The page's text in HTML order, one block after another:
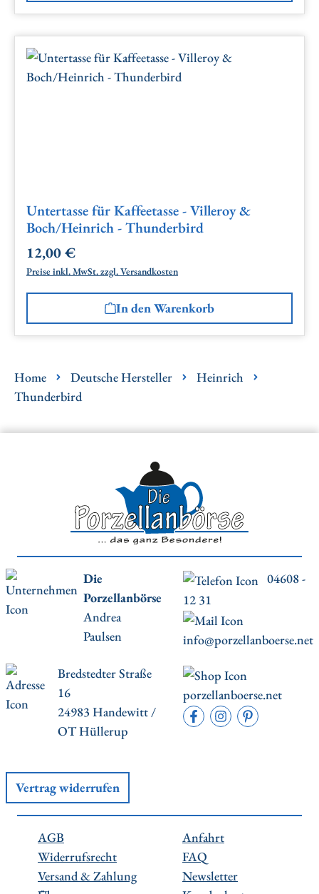
Untertasse für Kaffeetasse - Villeroy &
Boch/Heinrich - Thunderbird
Regulärer Preis:
12,00 €
Preise inkl. MwSt. zzgl. Versandkosten
In den Warenkorb
Home Deutsche Hersteller
Heinrich
Thunderbird
Die
Porzellanbörse
Andrea
Paulsen
04608 -
12 31
info@porzellanboerse.net
Bredstedter Straße
16
24983 Handewitt /
OT Hüllerup
porzellanboerse.net
Vertrag widerrufen
AGB
Widerrufsrecht
Versand & Zahlung
Anfahrt
FAQ
Newsletter